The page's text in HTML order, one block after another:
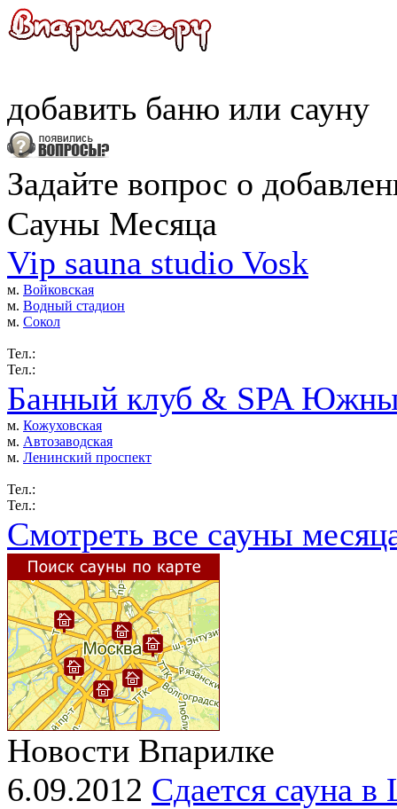
добавить баню или сауну
Задайте вопрос о
Сауны Месяца
Vip sauna studio Vosk
м. Войковская
м. Водный стадион
м. Сокол
Тел.:
Тел.:
Банный клуб & SPA
м. Кожуховская
м. Автозаводская
м. Ленинский проспект
Тел.:
Тел.:
Смотреть все сауны
Новости Впарилке
6.09.2012 Сдается сауна